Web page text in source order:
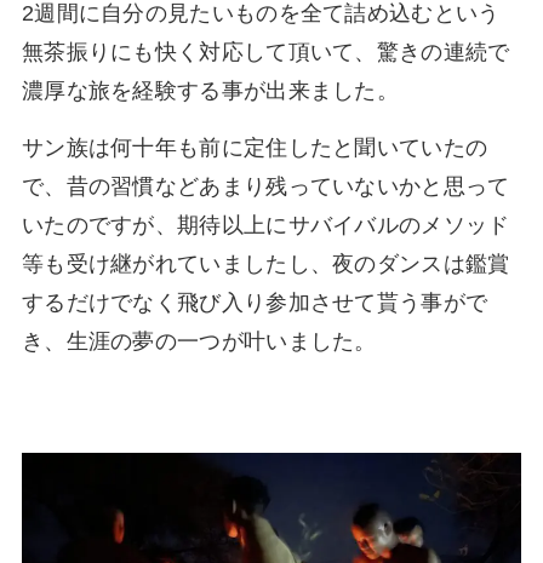
2週間に自分の見たいものを全て詰め込むという
無茶振りにも快く対応して頂いて、驚きの連続で
濃厚な旅を経験する事が出来ました。
サン族は何十年も前に定住したと聞いていたの
で、昔の習慣などあまり残っていないかと思って
いたのですが、期待以上にサバイバルのメソッド
等も受け継がれていましたし、夜のダンスは鑑賞
するだけでなく飛び入り参加させて貰う事がで
き、生涯の夢の一つが叶いました。